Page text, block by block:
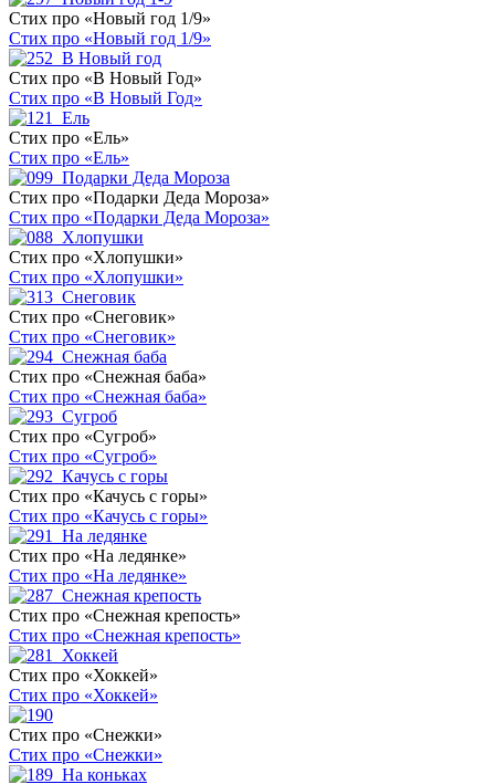
Стих про «Новый год 1/9»
Стих про «Новый год 1/9»
Стих про «В Новый Год»
Стих про «В Новый Год»
Стих про «Ель»
Стих про «Ель»
Стих про «Подарки Деда Мороза»
Стих про «Подарки Деда Мороза»
Стих про «Хлопушки»
Стих про «Хлопушки»
Стих про «Снеговик»
Стих про «Снеговик»
Стих про «Снежная баба»
Стих про «Снежная баба»
Стих про «Сугроб»
Стих про «Сугроб»
Стих про «Качусь с горы»
Стих про «Качусь с горы»
Стих про «На ледянке»
Стих про «На ледянке»
Стих про «Снежная крепость»
Стих про «Снежная крепость»
Стих про «Хоккей»
Стих про «Хоккей»
Стих про «Снежки»
Стих про «Снежки»